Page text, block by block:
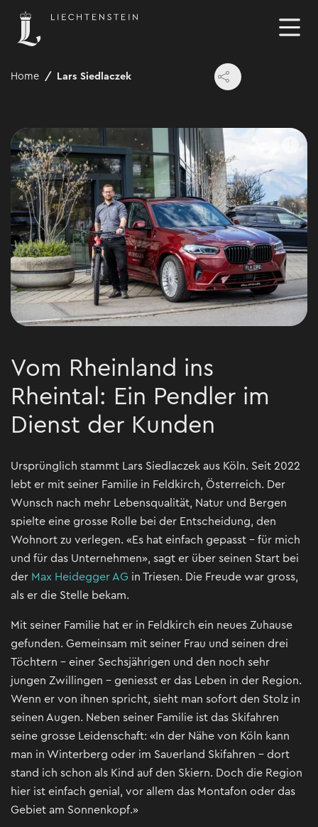
Home Lars Siedlaczek
Vom Rheinland ins
Rheintal: Ein Pendler im
Dienst der Kunden
Ursprünglich stammt Lars Siedlaczek aus Köln. Seit 2022
lebt er mit seiner Familie in Feldkirch, Österreich. Der
Wunsch nach mehr Lebensqualität, Natur und Bergen
spielte eine grosse Rolle bei der Entscheidung, den
Wohnort zu verlegen. «Es hat einfach gepasst – für mich
und für das Unternehmen», sagt er über seinen Start bei
der Max Heidegger AG in Triesen. Die Freude war gross,
als er die Stelle bekam.
Mit seiner Familie hat er in Feldkirch ein neues Zuhause
gefunden. Gemeinsam mit seiner Frau und seinen drei
Töchtern – einer Sechsjährigen und den noch sehr
jungen Zwillingen – geniesst er das Leben in der Region.
Wenn er von ihnen spricht, sieht man sofort den Stolz in
seinen Augen. Neben seiner Familie ist das Skifahren
seine grosse Leidenschaft: «In der Nähe von Köln kann
man in Winterberg oder im Sauerland Skifahren – dort
stand ich schon als Kind auf den Skiern. Doch die Region
hier ist einfach genial, vor allem das Montafon oder das
Gebiet am Sonnenkopf.»